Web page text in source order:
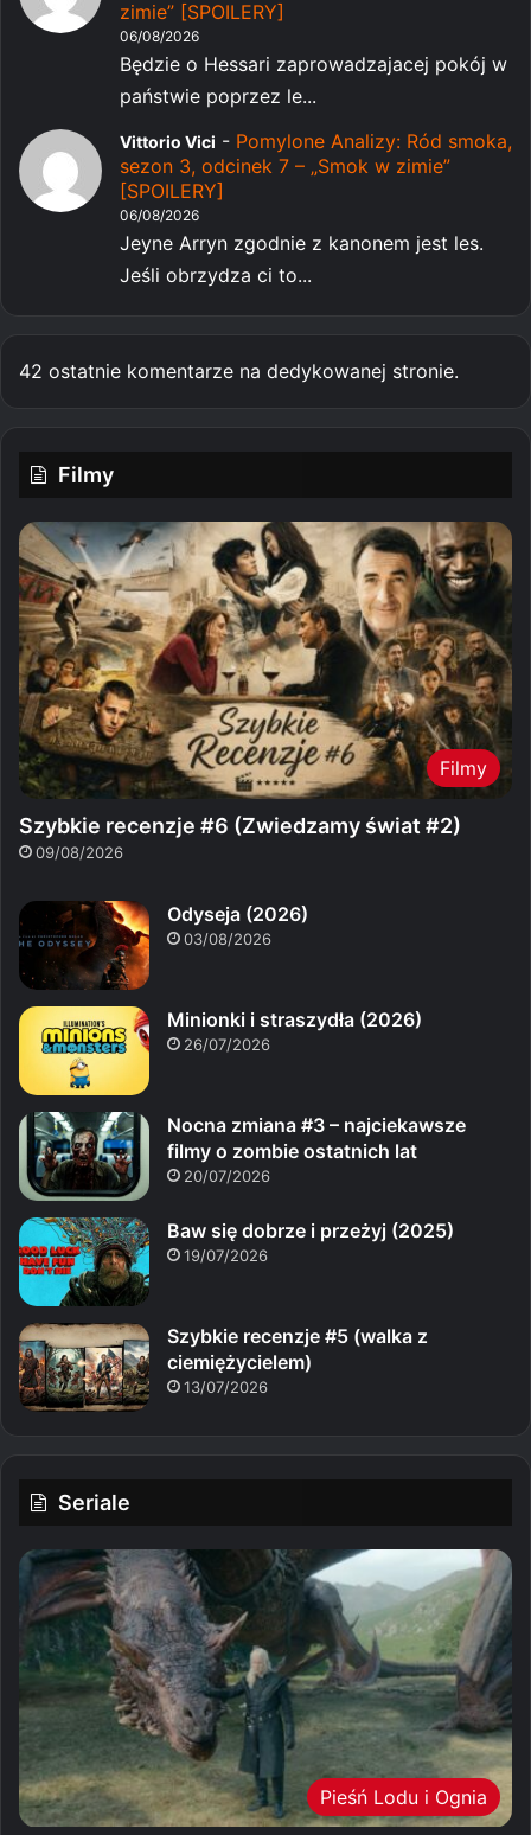
zimie” [SPOILERY]
06/08/2026
Będzie o Hessari zaprowadzajacej pokój w
państwie poprzez le...
Vittorio Vici - Pomylone Analizy: Ród smoka,
sezon 3, odcinek 7 – „Smok w zimie”
[SPOILERY]
06/08/2026
Jeyne Arryn zgodnie z kanonem jest les.
Jeśli obrzydza ci to...
42 ostatnie komentarze na dedykowanej stronie.
Filmy
Filmy
Szybkie recenzje #6 (Zwiedzamy świat #2)
09/08/2026
Odyseja (2026)
03/08/2026
Minionki i straszydła (2026)
26/07/2026
Nocna zmiana #3 – najciekawsze
filmy o zombie ostatnich lat
20/07/2026
Baw się dobrze i przeżyj (2025)
19/07/2026
Szybkie recenzje #5 (walka z
ciemiężycielem)
13/07/2026
Seriale
Pieśń Lodu i Ognia